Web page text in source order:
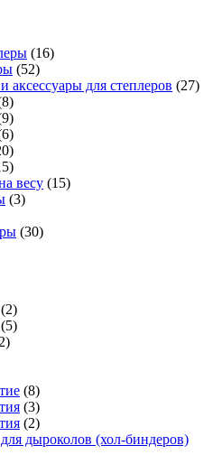
(16)
(52)
аксессуары для степлеров (27)
весу (15)
(3)
(30)
(2)
(5)
(8)
(3)
(2)
дыроколов (хол-биндеров)